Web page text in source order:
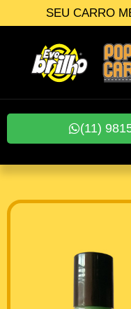
SEU CARRO
(11)